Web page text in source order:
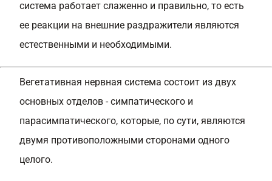
система работает слаженно и правильно, то есть
ее реакции на внешние раздражители являются
естественными и необходимыми.
Вегетативная нервная система состоит из двух
основных отделов - симпатического и
парасимпатического, которые, по сути, являются
двумя противоположными сторонами одного
целого.